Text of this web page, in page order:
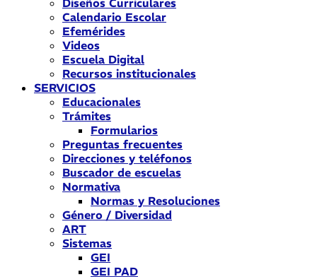
Diseños Curriculares
Calendario Escolar
Efemérides
Videos
Escuela Digital
Recursos institucionales
SERVICIOS
Educacionales
Trámites
Formularios
Preguntas frecuentes
Direcciones y teléfonos
Buscador de escuelas
Normativa
Normas y Resoluciones
Género / Diversidad
ART
Sistemas
GEI
GEI PAD